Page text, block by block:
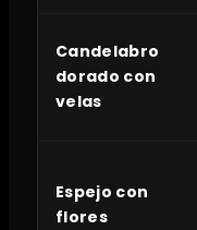
Candelabro
dorado con
velas
Espejo con
flores